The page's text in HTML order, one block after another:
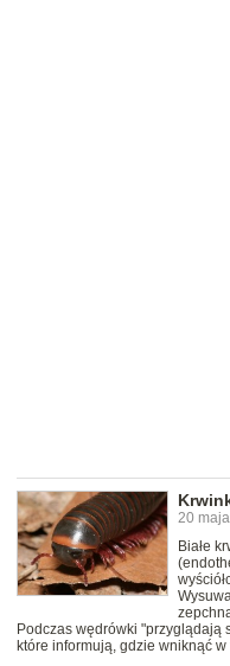
20
Białe
Podczas wędrówki "przyglądają
które informują, gdzie wniknąć w